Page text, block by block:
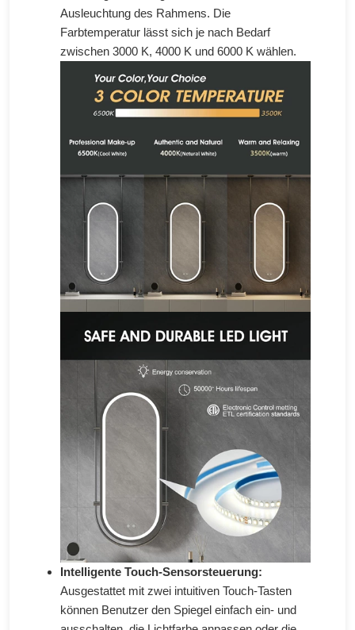
Ausleuchtung des Rahmens. Die
Farbtemperatur lässt sich je nach Bedarf
zwischen 3000 K, 4000 K und 6000 K wählen.
Intelligente Touch-Sensorsteuerung:
Ausgestattet mit zwei intuitiven Touch-Tasten
können Benutzer den Spiegel einfach ein- und